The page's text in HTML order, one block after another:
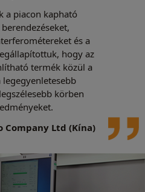
a piacon kapható
és a
hogy az
termék közül a
legegyenletesebb
körben
Company Ltd (Kína)